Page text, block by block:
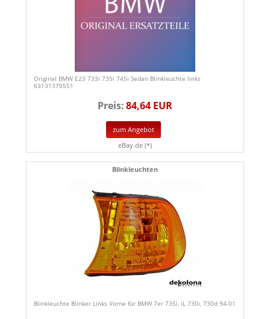
Original BMW E23 733i 735i 745i Sedan Blinkleuchte links
63131370551
Preis:84,64 EUR
zum Angebot
eBay.de (*)
Blinkleuchten
Blinkleuchte Blinker Links Vorne für BMW 7er 735i, iL 730i, 730d 94-01